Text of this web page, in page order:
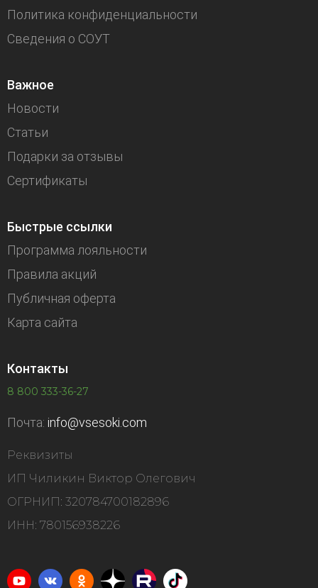
Политика конфиденциальности
Сведения о СОУТ
Важное
Новости
Статьи
Подарки за отзывы
Сертификаты
Быстрые ссылки
Программа лояльности
Правила акций
Публичная оферта
Карта сайта
Контакты
8 800 333-36-27
Почта: info@vsesoki.com
Реквизиты
ИП Чиликин Виктор Олегович
ОГРНИП: 320784700182896
ИНН: 780156938226